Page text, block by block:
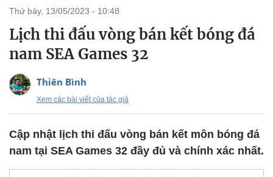
thứ bảy, 13/05/2023 - 10:48
Lịch thi đấu vòng bán kết bóng đá
nam SEA Games 32
Thiên Bình
Xem các bài viết của tác giả
Cập nhật lịch thi đấu vòng bán kết môn bóng đá
nam tại SEA Games 32 đầy đủ và chính xác nhất.